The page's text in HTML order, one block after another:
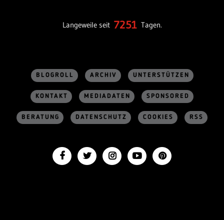
Langeweile seit 7251 Tagen.
BLOGROLL ARCHIV UNTERSTÜTZEN
KONTAKT MEDIADATEN SPONSORED
BERATUNG DATENSCHUTZ COOKIES RSS